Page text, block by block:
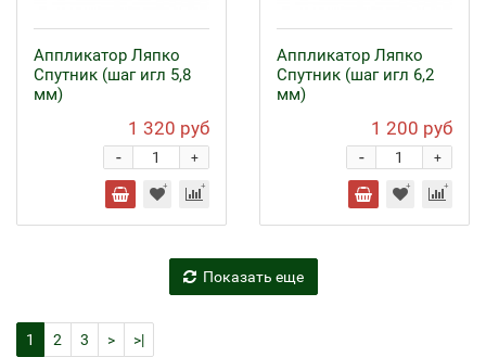
Аппликатор Ляпко
Спутник (шаг игл 5,8
мм)
1 320 руб
+
-
Аппликатор Ляпко
Спутник (шаг игл 6,2
мм)
1 200 руб
+
-
Показать еще
1 2 3 > >|